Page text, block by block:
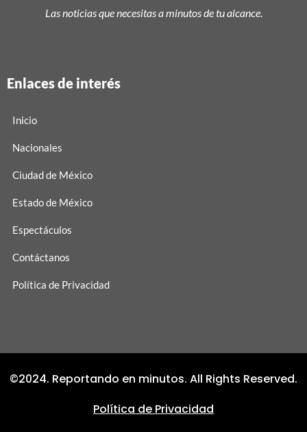
Las noticias que necesitas a minutos de tu alcance.
Enlaces de interés
Inicio
Nacionales
Ciudad de México
Estado de México
Espectáculos
Contáctanos
Política de Privacidad
©2024. Reportando en minutos. All Rights Reserved.
Política de Privacidad